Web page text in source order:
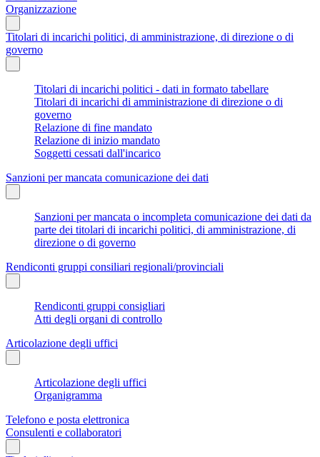
Organizzazione
Titolari di incarichi politici, di amministrazione, di direzione o di
governo
Titolari di incarichi politici - dati in formato tabellare
Titolari di incarichi di amministrazione di direzione o di
governo
Relazione di fine mandato
Relazione di inizio mandato
Soggetti cessati dall'incarico
Sanzioni per mancata comunicazione dei dati
Sanzioni per mancata o incompleta comunicazione dei dati da
parte dei titolari di incarichi politici, di amministrazione, di
direzione o di governo
Rendiconti gruppi consiliari regionali/provinciali
Rendiconti gruppi consigliari
Atti degli organi di controllo
Articolazione degli uffici
Articolazione degli uffici
Organigramma
Telefono e posta elettronica
Consulenti e collaboratori